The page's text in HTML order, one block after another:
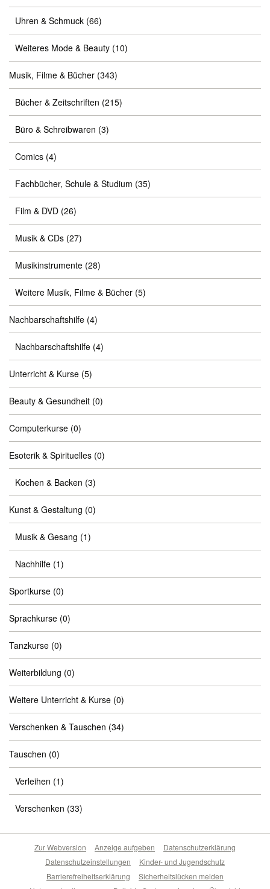
Uhren & Schmuck (66)
Weiteres Mode & Beauty (10)
Musik, Filme & Bücher (343)
Bücher & Zeitschriften (215)
Büro & Schreibwaren (3)
Comics (4)
Fachbücher, Schule & Studium (35)
Film & DVD (26)
Musik & CDs (27)
Musikinstrumente (28)
Weitere Musik, Filme & Bücher (5)
Nachbarschaftshilfe (4)
Nachbarschaftshilfe (4)
Unterricht & Kurse (5)
Beauty & Gesundheit (0)
Computerkurse (0)
Esoterik & Spirituelles (0)
Kochen & Backen (3)
Kunst & Gestaltung (0)
Musik & Gesang (1)
Nachhilfe (1)
Sportkurse (0)
Sprachkurse (0)
Tanzkurse (0)
Weiterbildung (0)
Weitere Unterricht & Kurse (0)
Verschenken & Tauschen (34)
Tauschen (0)
Verleihen (1)
Verschenken (33)
Zur Webversion Anzeige aufgeben
Datenschutzerklärung
Datenschutzeinstellungen
Kinder- und Jugendschutz
Barrierefreiheitserklärung
Sicherheitslücken melden